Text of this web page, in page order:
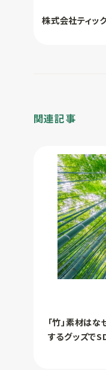
株式会社ティッ
関連記事
「竹」素材は
するグッズで